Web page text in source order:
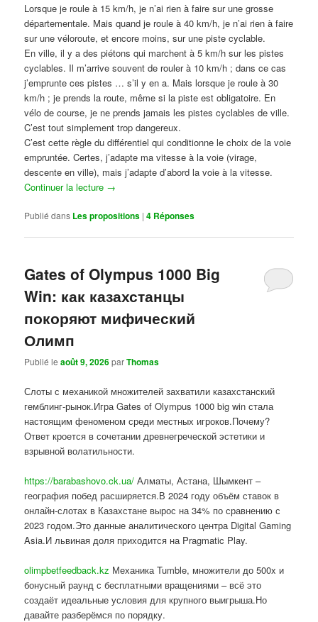
Lorsque je roule à 15 km/h, je n’ai rien à faire sur une grosse
départementale. Mais quand je roule à 40 km/h, je n’ai rien à faire
sur une véloroute, et encore moins, sur une piste cyclable.
En ville, il y a des piétons qui marchent à 5 km/h sur les pistes
cyclables. Il m’arrive souvent de rouler à 10 km/h ; dans ce cas
j’emprunte ces pistes … s’il y en a. Mais lorsque je roule à 30
km/h ; je prends la route, même si la piste est obligatoire. En
vélo de course, je ne prends jamais les pistes cyclables de ville.
C’est tout simplement trop dangereux.
C’est cette règle du différentiel qui conditionne le choix de la voie
empruntée. Certes, j’adapte ma vitesse à la voie (virage,
descente en ville), mais j’adapte d’abord la voie à la vitesse.
Continuer la lecture →
Publié dans Les propositions |4 Réponses
Gates of Olympus 1000 Big
Win: как казахстанцы
покоряют мифический
Олимп
Publié leaoût 9, 2026parThomas
Слоты с механикой множителей захватили казахстанский
гемблинг-рынок.Игра Gates of Olympus 1000 big win стала
настоящим феноменом среди местных игроков.Почему?
Ответ кроется в сочетании древнегреческой эстетики и
взрывной волатильности.
https://barabashovo.ck.ua/ Алматы, Астана, Шымкент –
география побед расширяется.В 2024 году объём ставок в
онлайн-слотах в Казахстане вырос на 34% по сравнению с
2023 годом.Это данные аналитического центра Digital Gaming
Asia.И львиная доля приходится на Pragmatic Play.
olimpbetfeedback.kz Механика Tumble, множители до 500x и
бонусный раунд с бесплатными вращениями – всё это
создаёт идеальные условия для крупного выигрыша.Но
давайте разберёмся по порядку.